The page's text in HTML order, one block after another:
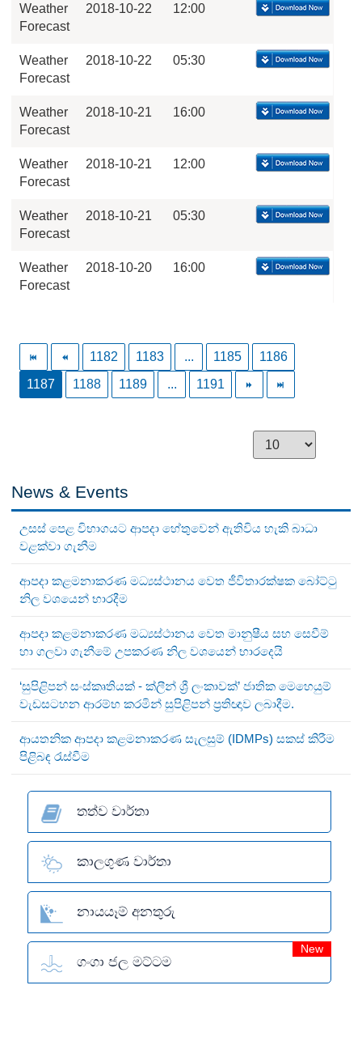
Weather
Forecast
2018-10-22 12:00
Weather
Forecast
2018-10-22 05:30
Weather
Forecast
2018-10-21 16:00
Weather
Forecast
2018-10-21 12:00
Weather
Forecast
2018-10-21 05:30
Weather
Forecast
2018-10-20 16:00
1182 1183 ... 1185
1186
1187
1188 1189 ... 1191
News & Events
උසස් පෙළ විභාගයට ආපදා හේතුවෙන් ඇතිවිය හැකි බාධා
වළක්වා ගැනීම
ආපදා කළමනාකරණ මධ්‍යස්ථානය වෙත ජීවිතාරක්ෂක බෝට්ටු
නිල වශයෙන් භාරදීම
ආපදා කළමනාකරණ මධ්‍යස්ථානය වෙත මානුෂීය සහ සෙවීම්
හා ගලවා ගැනීමේ උපකරණ නිල වශයෙන් භාරදෙයි
‘සුපිළිපන් සංස්කෘතියක් - ක්ලීන් ශ්‍රී ලංකාවක්’ ජාතික මෙහෙයුම්
වැඩසටහන ආරම්භ කරමින් සුපිළිපන් ප්‍රතිඥාව ලබාදීම.
ආයතනික ආපදා කළමනාකරණ සැලසුම් (IDMPs) සකස් කිරීම
පිළිබඳ රැස්වීම
තත්ව වාර්තා
කාලගුණ වාර්තා
නායයෑම් අනතුරු
ගංගා ජල මට්ටම
New